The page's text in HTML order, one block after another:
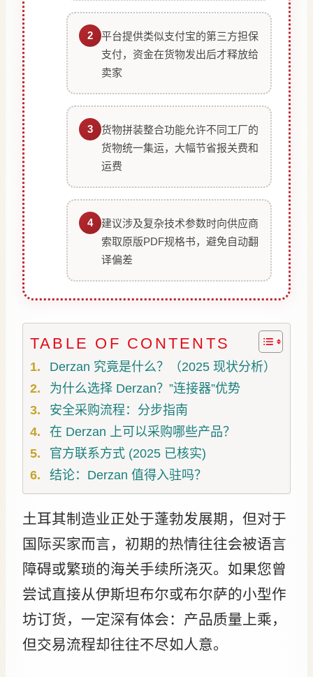
2
平台提供类似支付宝的第三方担保
支付，资金在货物发出后才释放给
卖家
3
货物拼装整合功能允许不同工厂的
货物统一集运，大幅节省报关费和
运费
4
建议涉及复杂技术参数时向供应商
索取原版PDF规格书，避免自动翻
译偏差
TABLE OF CONTENTS
Derzan 究竟是什么？（2025 现状分析）
为什么选择 Derzan？”连接器”优势
安全采购流程：分步指南
在 Derzan 上可以采购哪些产品？
官方联系方式 (2025 已核实)
结论：Derzan 值得入驻吗？
土耳其制造业正处于蓬勃发展期，但对于
国际买家而言，初期的热情往往会被语言
障碍或繁琐的海关手续所浇灭。如果您曾
尝试直接从伊斯坦布尔或布尔萨的小型作
坊订货，一定深有体会：产品质量上乘，
但交易流程却往往不尽如人意。